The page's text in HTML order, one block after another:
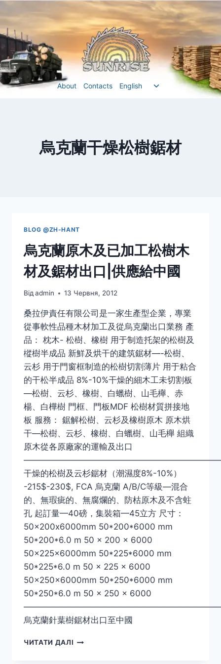
Перейти
до
вмісту
About Contacts English
Перемкнути
烏克蘭干燥松樹鋸材
BLOG @ZH-HANT
烏克蘭原木及已加工松樹木
材及鋸材出口|供應給中國
Відadmin 13 Червня, 2012
桑拉伊責任有限公司是一家生產型企業，專業
從事軟性品種木材加工及從烏克蘭出口業務 產
品： 枕木- 松樹、橡樹 用于制造托架的松樹及
樅樹半成品 新鮮及烘干的建筑鋸材—-松樹、
云杉 用于門窗框制造的松樹切割薄片 用于粘合
的干松半成品 8%-10%干燥的細木工未切割板
—松樹、云杉、橡樹、白蠟樹、山毛櫸、赤
楊、白樺樹 門框、門板MDF 松樹材質拼接地
板 服務： 鋸解松樹、云杉及橡樹原木 原木烘
干—松樹、云杉、橡樹、白蠟樹、山毛櫸 組織
原木從各原廠家的運輸及出口
干燥的松樹及云杉鋸材（潮濕度8%-10%）
-215$-230$, FCA 烏克蘭 A/B/C等級—混合
的、無瑕疵的、無腐爛的、防枯原木及不含蛀
孔 起訂量—40磅，集裝箱—45立方 尺寸：
50×200x6000mm 50*200*6000 mm
50*200*6.0 m 50 x 200 x 6000
50×225x6000mm 50*225*6000 mm
50*225*6.0 m 50 x 225 x 6000
50×250x6000mm 50*250*6000 mm
50*250*6.0 m 50 x 250 x 6000
烏克蘭針葉樹鋸材出口至中國
ЧИТАТИ ДАЛІ 烏